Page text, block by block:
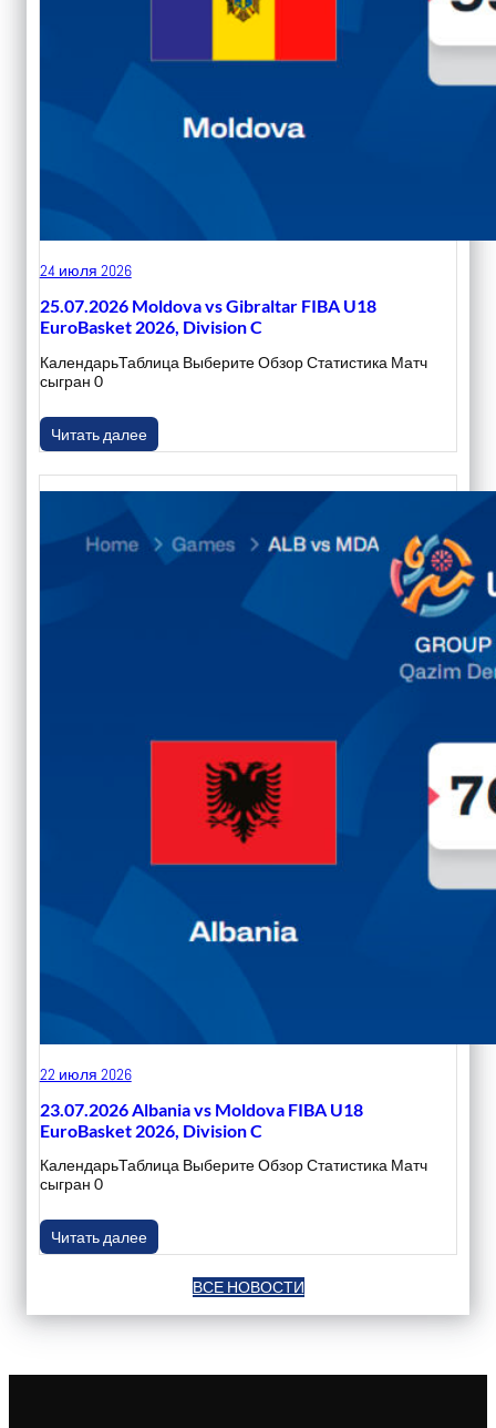
24 июля 2026
25.07.2026 Moldova vs Gibraltar FIBA U18
EuroBasket 2026, Division C
КалендарьТаблица Выберите Обзор Статистика Матч
сыгран 0
Читать далее
22 июля 2026
23.07.2026 Albania vs Moldova FIBA U18
EuroBasket 2026, Division C
КалендарьТаблица Выберите Обзор Статистика Матч
сыгран 0
Читать далее
ВСЕ НОВОСТИ